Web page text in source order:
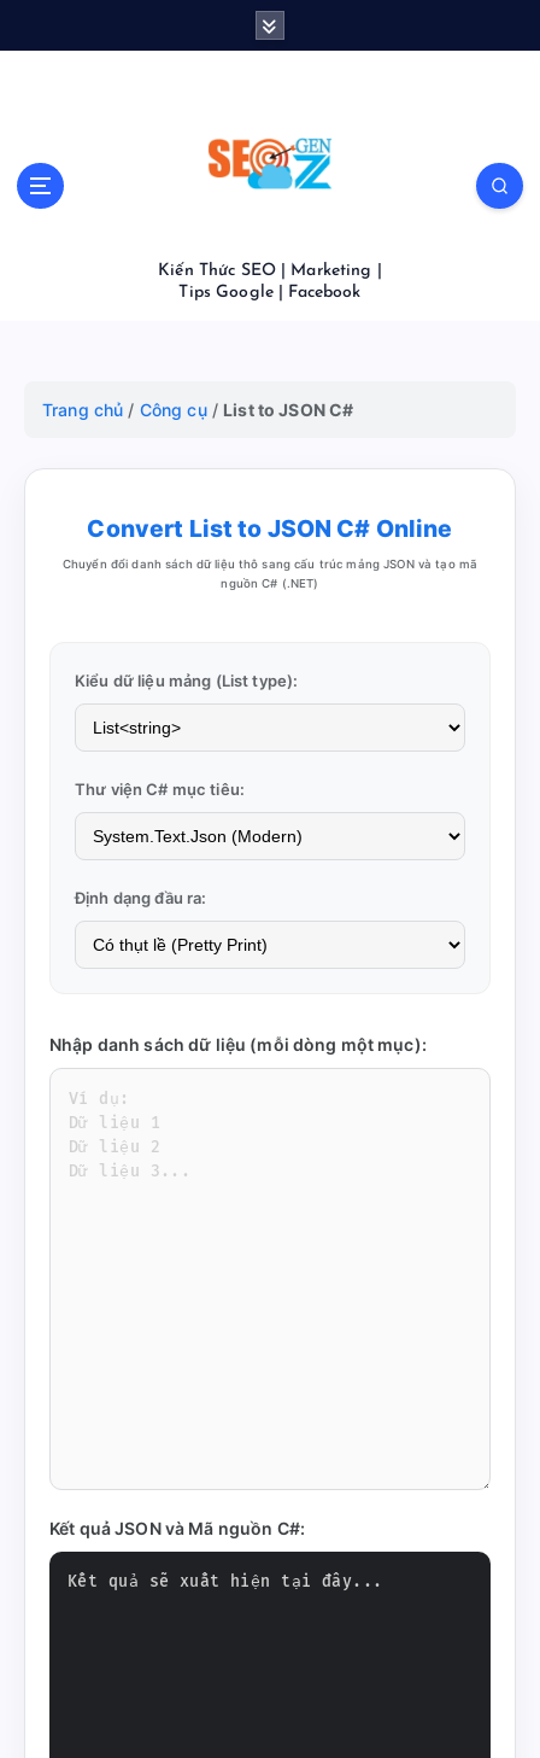
Kiến Thức SEO | Marketing |
Tips Google | Facebook
Trang chủ / Công cụ/ List to JSON C#
Convert List to JSON C# Online
Chuyển đổi danh sách dữ liệu thô sang cấu trúc mảng JSON và tạo mã
nguồn C# (.NET)
Kiểu dữ liệu mảng (List type):
Thư viện C# mục tiêu:
Định dạng đầu ra:
Nhập danh sách dữ liệu (mỗi dòng một mục):
Kết quả JSON và Mã nguồn C#: